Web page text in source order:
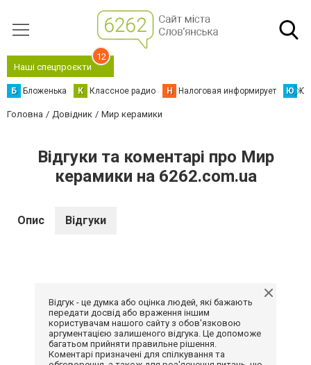
Наші спецпроєкти
12
Б Бложенька К Классное радио Н Налоговая информирует Ю
Головна Довідник Мир керамики
Відгуки та коментарі про Мир
керамики на 6262.com.ua
Опис Відгуки
Відгук - це думка або оцінка людей, які бажають
передати досвід або враження іншим
користувачам нашого сайту з обов'язковою
аргументацією залишеного відгука. Це допоможе
багатьом прийняти правильне рішення.
Коментарі призначені для спілкування та